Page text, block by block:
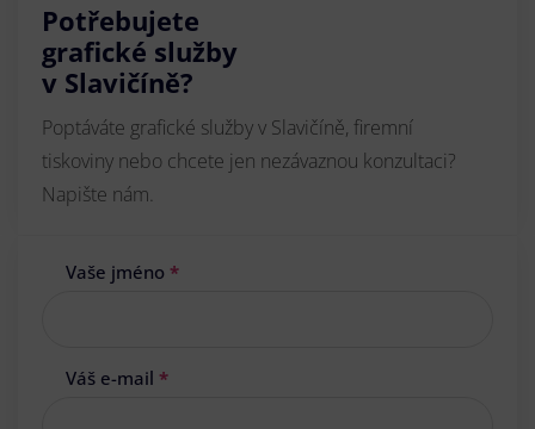
Potřebujete
grafické služby
v Slavičíně?
Poptáváte grafické služby v Slavičíně, firemní
tiskoviny nebo chcete jen nezávaznou konzultaci?
Napište nám.
Vaše jméno *
Váš e-mail *